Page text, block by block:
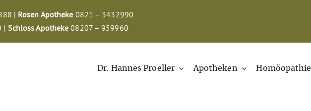
| Rosen Apotheke 0821 – 3432990
| Schloss Apotheke 08207 – 959960
Dr. Hannes Proeller Apotheken Homöopathie